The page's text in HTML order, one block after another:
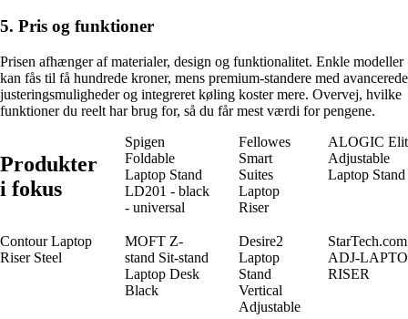
5. Pris og funktioner
Prisen afhænger af materialer, design og funktionalitet. Enkle modeller
kan fås til få hundrede kroner, mens premium-standere med avancerede
justeringsmuligheder og integreret køling koster mere. Overvej, hvilke
funktioner du reelt har brug for, så du får mest værdi for pengene.
Produkter
i fokus
Spigen
Foldable
Laptop Stand
LD201 - black
- universal
Fellowes
Smart
Suites
Laptop
Riser
ALOGIC
Adjustable
Laptop Stand
Contour Laptop
Riser Steel
MOFT Z-
stand Sit-stand
Laptop Desk
Black
Desire2
Laptop
Stand
Vertical
Adjustable
StarTech.com
ADJ-
RISER